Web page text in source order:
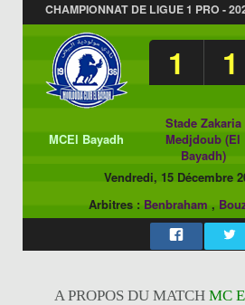
CHAMPIONNAT DE LIGUE 1 PRO -
1 1
MCEl Bayadh
Stade Zakaria
Medjdoub (El
Bayadh)
Vendredi, 15 Décembre
Arbitres : Benbraham ,
A PROPOS DU MATCH MC